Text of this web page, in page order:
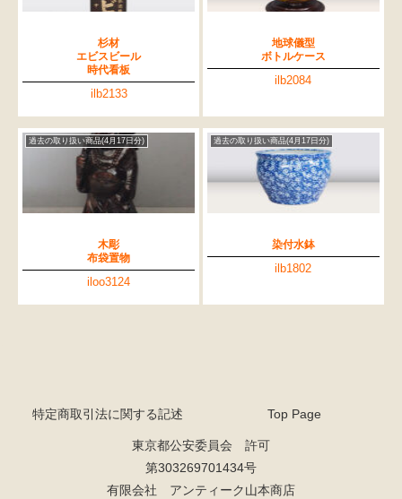
杉材
エビスビール
時代看板
ilb2133
地球儀型
ボトルケース
ilb2084
過去の取り扱い商品(4月17日分)
木彫
布袋置物
iloo3124
過去の取り扱い商品(4月17日分)
染付水鉢
ilb1802
特定商取引法に関する記述 Top Page
東京都公安委員会 許可
第303269701434号
有限会社 アンティーク山本商店